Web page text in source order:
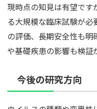
現時点の知見は有望です
る大規模な臨床試験が
の評価、長期安全性も明
や基礎疾患の影響も検証
今後の研究方向